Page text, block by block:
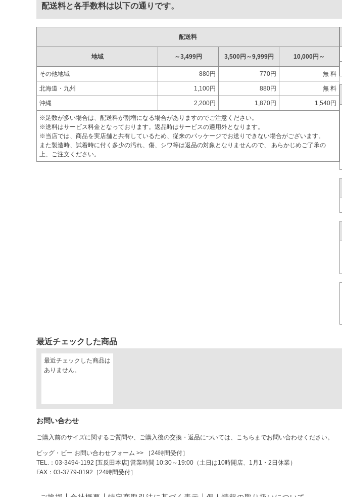
配送料と各手数料は以下の通りです。
配送料
地域 ～3,499円 3,500円～9,999円 10,000円～
その他地域 880円 770円 無 料
北海道・九州 1,100円 880円 無 料
沖縄 2,200円 1,870円 1,540円
※足数が多い場合は、配送料が割増になる場合がありますのでご注意ください。
※送料はサービス料金となっております。返品時はサービスの適用外となります。
※当店では、商品を実店舗と共有しているため、従来のパッケージでお送りできない場合がございます。
また製造時、試着時に付く多少の汚れ、傷、シワ等は返品の対象となりませんので、 あらかじめご了承の
上、ご注文ください。
最近チェックした商品
最近チェックした商品は
ありません。
お問い合わせ
ご購入前のサイズに関するご質問や、ご購入後の交換・返品については、こちらまでお問い合わせください。
ビッグ・ビー お問い合わせフォーム >> ［24時間受付］
TEL.：03-3494-1192 [五反田本店] 営業時間 10:30～19:00（土日は10時開店、1月1・2日休業）
FAX：03-3779-0192［24時間受付］